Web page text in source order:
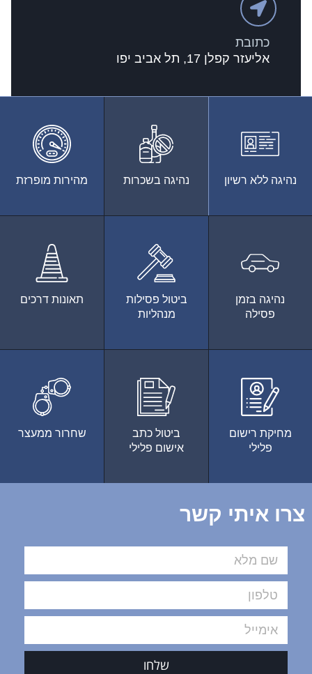
כתובת
אליעזר קפלן 17, תל אביב יפו
נהיגה ללא רשיון נהיגה בשכרות מהירות מופרזת
נהיגה בזמן
פסילה
ביטול פסילות
מנהליות
תאונות דרכים
מחיקת רישום
פלילי
ביטול כתב
אישום פלילי
שחרור ממעצר
צרו איתי קשר
שלחו